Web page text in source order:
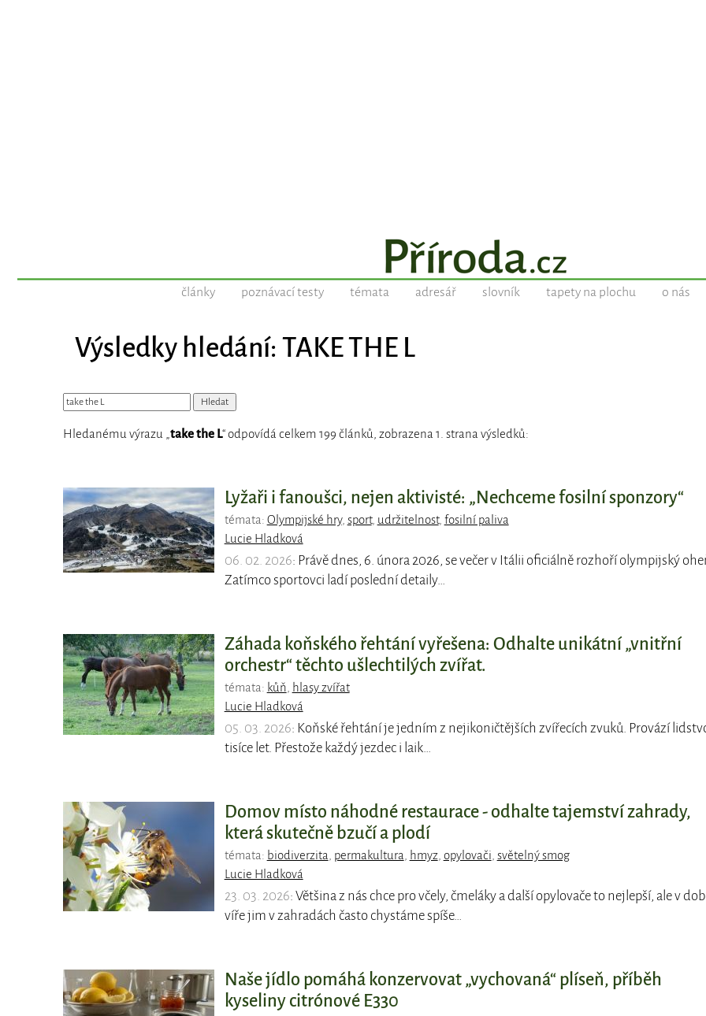
články poznávací testy témata adresář slovník tapety na plochu o nás
Výsledky hledání: TAKE THE L
Hledanému výrazu „ take the L“ odpovídá celkem 199 článků, zobrazena 1. strana výsledků:
Lyžaři i fanoušci, nejen aktivisté: „Nechceme fosilní sponzory“
témata: Olympijské hry, sport, udržitelnost, fosilní paliva
Lucie Hladková
06. 02. 2026: Právě dnes, 6. února 2026, se večer v Itálii oficiálně rozhoří olympijský
Zatímco sportovci ladí poslední detaily…
Záhada koňského řehtání vyřešena: Odhalte unikátní „vnitřní
orchestr“ těchto ušlechtilých zvířat.
témata: kůň
hlasy zvířat
Lucie Hladková
05. 03. 2026: Koňské řehtání je jedním z nejikoničtějších zvířecích zvuků. Provází
tisíce let. Přestože každý jezdec i laik…
Domov místo náhodné restaurace - odhalte tajemství zahrady,
která skutečně bzučí a plodí
témata: biodiverzita permakultura hmyz, opylovači světelný smog
Lucie Hladková
23. 03. 2026: Většina z nás chce pro včely, čmeláky a další opylovače to nejlepší, ale v
víře jim v zahradách často chystáme spíše…
Naše jídlo pomáhá konzervovat „vychovaná“ plíseň, příběh
kyseliny citrónové E330